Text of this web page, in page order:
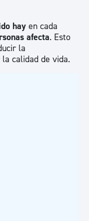
hay en cada
afecta. Esto
la
calidad de vida.